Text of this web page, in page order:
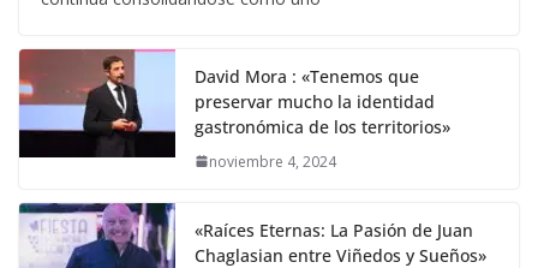
David Mora : «Tenemos que
preservar mucho la identidad
gastronómica de los territorios»
noviembre 4, 2024
«Raíces Eternas: La Pasión de Juan
Chaglasian entre Viñedos y Sueños»